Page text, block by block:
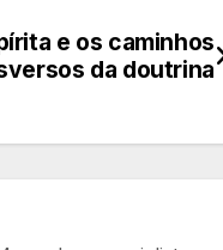
e os caminhos
da doutrina